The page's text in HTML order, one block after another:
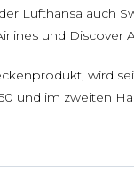
Lufthansa auch
und Discover
wird
und im zweiten